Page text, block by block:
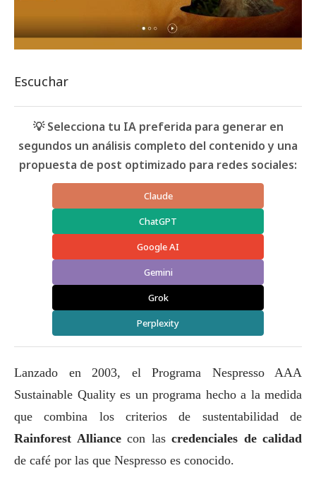
Escuchar
💡 Selecciona tu IA preferida para generar en
segundos un análisis completo del contenido y una
propuesta de post optimizado para redes sociales:
Claude
ChatGPT
Google AI
Gemini
Grok
Perplexity
Lanzado en 2003, el Programa Nespresso AAA
Sustainable Quality es un programa hecho a la medida
que combina los criterios de sustentabilidad de
Rainforest Alliancecon las credenciales de calidad
de café por las que Nespresso es conocido.